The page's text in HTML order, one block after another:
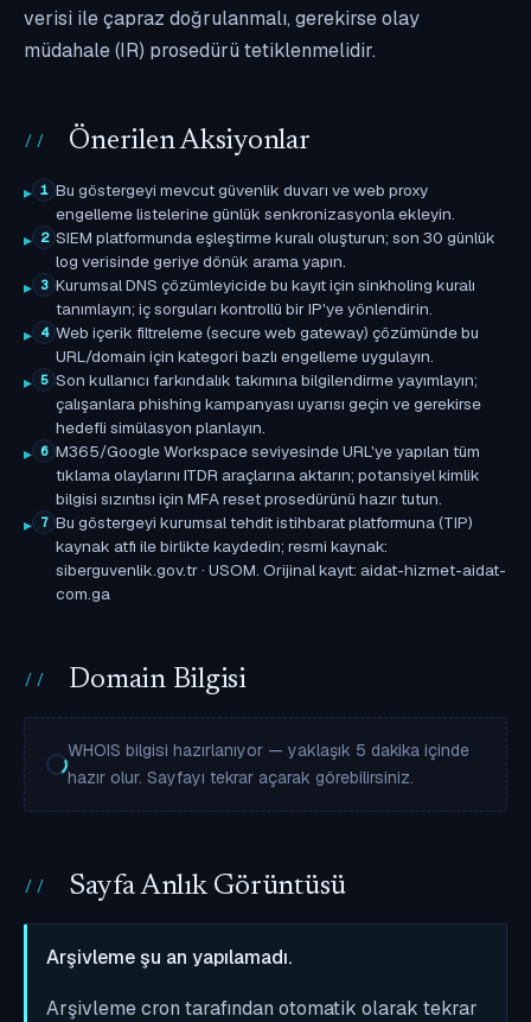
verisi ile çapraz doğrulanmalı, gerekirse olay
müdahale (IR) prosedürü tetiklenmelidir.
Önerilen Aksiyonlar
1 Bu göstergeyi mevcut güvenlik duvarı ve web proxy
engelleme listelerine günlük senkronizasyonla ekleyin.
2 SIEM platformunda eşleştirme kuralı oluşturun; son 30 günlük
log verisinde geriye dönük arama yapın.
3 Kurumsal DNS çözümleyicide bu kayıt için sinkholing kuralı
tanımlayın; iç sorguları kontrollü bir IP'ye yönlendirin.
4 Web içerik filtreleme (secure web gateway) çözümünde bu
URL/domain için kategori bazlı engelleme uygulayın.
5 Son kullanıcı farkındalık takımına bilgilendirme yayımlayın;
çalışanlara phishing kampanyası uyarısı geçin ve gerekirse
hedefli simülasyon planlayın.
6 M365/Google Workspace seviyesinde URL'ye yapılan tüm
tıklama olaylarını ITDR araçlarına aktarın; potansiyel kimlik
bilgisi sızıntısı için MFA reset prosedürünü hazır tutun.
7 Bu göstergeyi kurumsal tehdit istihbarat platformuna (TIP)
kaynak atfı ile birlikte kaydedin; resmi kaynak:
siberguvenlik.gov.tr · USOM. Orijinal kayıt: aidat-hizmet-aidat-
com.ga
Domain Bilgisi
WHOIS bilgisi hazırlanıyor — yaklaşık 5 dakika içinde
hazır olur. Sayfayı tekrar açarak görebilirsiniz.
Sayfa Anlık Görüntüsü
Arşivleme şu an yapılamadı.
Arşivleme cron tarafından otomatik olarak tekrar